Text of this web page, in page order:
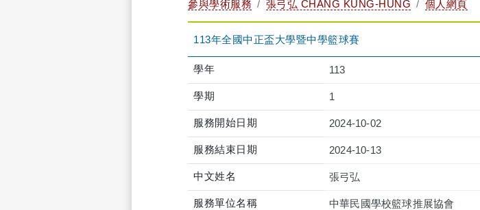
參與學術服務 張弓弘 CHANG KUNG-HUNG 個人網頁
113年全國中正盃大學暨中學籃球賽
學年 113
學期 1
服務開始日期 2024-10-02
服務結束日期 2024-10-13
中文姓名 張弓弘
服務單位名稱 中華民國學校籃球推展協會